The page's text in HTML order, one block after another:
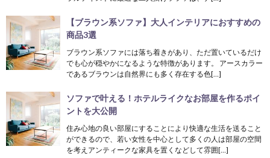
【ブラウン系ソファ】大人インテリアにおすすめの
商品3選
ブラウン系ソファには落ち着きがあり、ただ置いているだけ
でも心が穏やかになるような特徴があります。 アースカラー
であるブラウンは自然界にも多く存在する色[…]
ソファで叶える！ホテルライクなお部屋を作るポイ
ントを大公開
住み心地の良い部屋にすることにより快適な生活を送ること
ができるので、若い女性を中心として多くの人は部屋の空間
を考えアンティークな家具を置くなどして雰囲[…]